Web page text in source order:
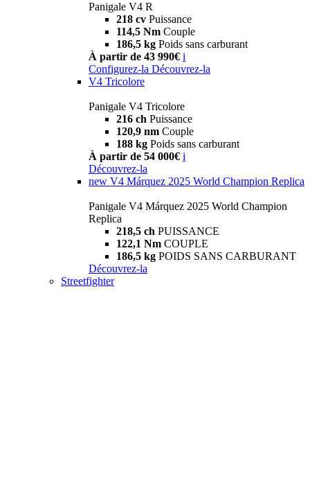
Panigale V4 R
218 cv Puissance
114,5 Nm Couple
186,5 kg Poids sans carburant
À partir de 43 990€ i
Configurez-la Découvrez-la
V4 Tricolore
Panigale V4 Tricolore
216 ch Puissance
120,9 nm Couple
188 kg Poids sans carburant
À partir de 54 000€ i
Découvrez-la
new V4 Márquez 2025 World Champion Replica
Panigale V4 Márquez 2025 World Champion
Replica
218,5 ch PUISSANCE
122,1 Nm COUPLE
186,5 kg POIDS SANS CARBURANT
Découvrez-la
Streetfighter